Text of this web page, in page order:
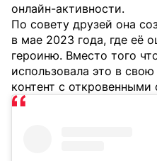
онлайн-активности.
По совету друзей она
в мае 2023 года, где её
героиню. Вместо того
использовала это в
контент с